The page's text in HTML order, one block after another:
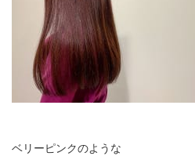
ベリーピンクのような